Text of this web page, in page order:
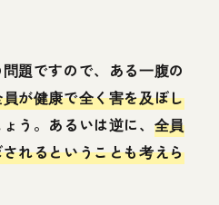
題ですので、ある一腹の
が健康で全く害を及ぼし
う。あるいは逆に、 全員
れるということも考えら